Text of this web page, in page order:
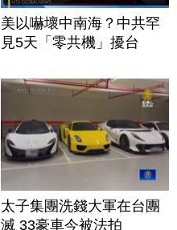
美以嚇壞中南海？中共罕
見5天「零共機」擾台
太子集團洗錢大軍在台團
滅 33豪車今被法拍